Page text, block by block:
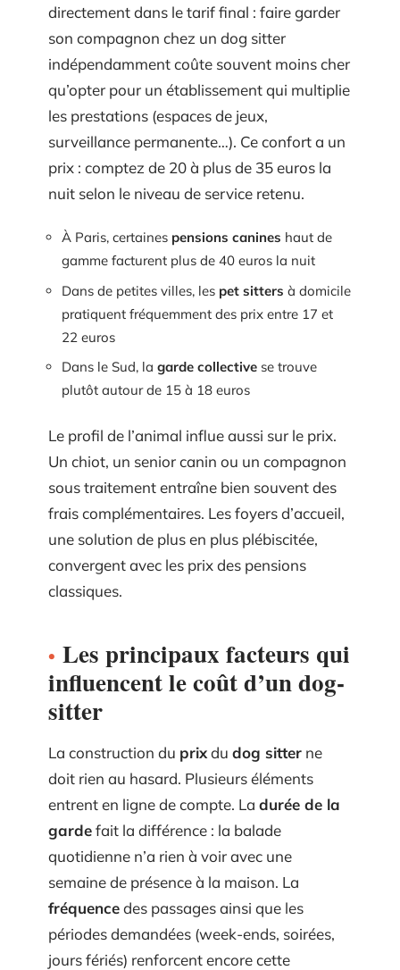
directement dans le tarif final : faire garder
son compagnon chez un dog sitter
indépendamment coûte souvent moins cher
qu’opter pour un établissement qui multiplie
les prestations (espaces de jeux,
surveillance permanente…). Ce confort a un
prix : comptez de 20 à plus de 35 euros la
nuit selon le niveau de service retenu.
À Paris, certaines pensions canines haut de
gamme facturent plus de 40 euros la nuit
Dans de petites villes, les pet sitters à domicile
pratiquent fréquemment des prix entre 17 et
22 euros
Dans le Sud, la garde collective se trouve
plutôt autour de 15 à 18 euros
Le profil de l’animal influe aussi sur le prix.
Un chiot, un senior canin ou un compagnon
sous traitement entraîne bien souvent des
frais complémentaires. Les foyers d’accueil,
une solution de plus en plus plébiscitée,
convergent avec les prix des pensions
classiques.
Les principaux facteurs qui
influencent le coût d’un dog-
sitter
La construction du prixdu dog sitter ne
doit rien au hasard. Plusieurs éléments
entrent en ligne de compte. La durée de la
gardefait la différence : la balade
quotidienne n’a rien à voir avec une
semaine de présence à la maison. La
fréquencedes passages ainsi que les
périodes demandées (week-ends, soirées,
jours fériés) renforcent encore cette